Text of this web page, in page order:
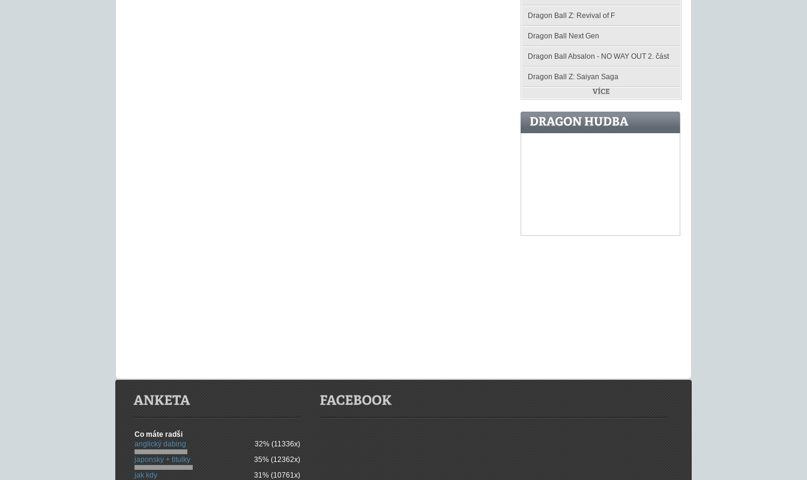
Dragon Ball Z: Revival of F
Dragon Ball Next Gen
Dragon Ball Absalon - NO WAY OUT 2. část
Dragon Ball Z: Saiyan Saga
Co máte radši
anglický dabing
32% (11336x)
japonsky + titulky
35% (12362x)
jak kdy
31% (10761x)